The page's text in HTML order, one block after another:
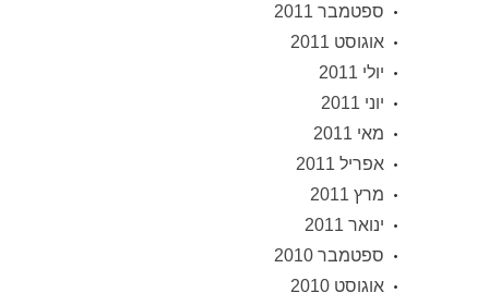
ספטמבר 2011
אוגוסט 2011
יולי 2011
יוני 2011
מאי 2011
אפריל 2011
מרץ 2011
ינואר 2011
ספטמבר 2010
אוגוסט 2010